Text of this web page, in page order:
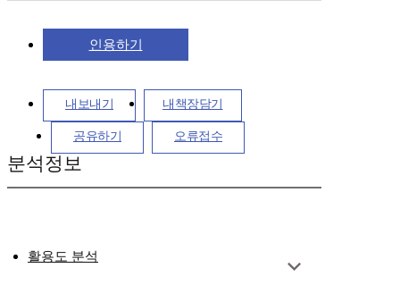
인용하기
내보내기 내책장담기
공유하기 오류접수
분석정보
활용도 분석